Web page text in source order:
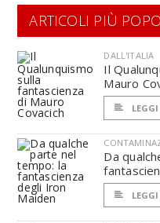
ARTICOLI PIÙ
DALL'ITALIA
Il
Mauro
LEGGI
Da
LEGGI